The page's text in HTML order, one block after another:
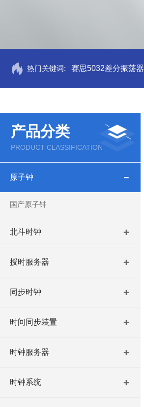
热门关键词: 赛思5032差分振荡器
产品分类
PRODUCT CLASSIFICATION
原子钟
国产原子钟
北斗时钟
授时服务器
同步时钟
时间同步装置
时钟服务器
时钟系统